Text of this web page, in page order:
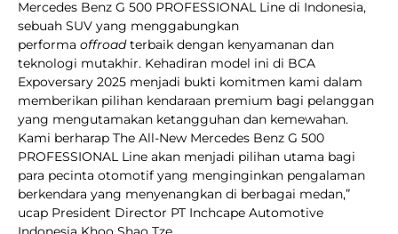
Mercedes Benz G 500 PROFESSIONAL Line di Indonesia,
sebuah SUV yang menggabungkan
performa offroadterbaik dengan kenyamanan dan
teknologi mutakhir. Kehadiran model ini di BCA
Expoversary 2025 menjadi bukti komitmen kami dalam
memberikan pilihan kendaraan premium bagi pelanggan
yang mengutamakan ketangguhan dan kemewahan.
Kami berharap The All-New Mercedes Benz G 500
PROFESSIONAL Line akan menjadi pilihan utama bagi
para pecinta otomotif yang menginginkan pengalaman
berkendara yang menyenangkan di berbagai medan,”
ucap President Director PT Inchcape Automotive